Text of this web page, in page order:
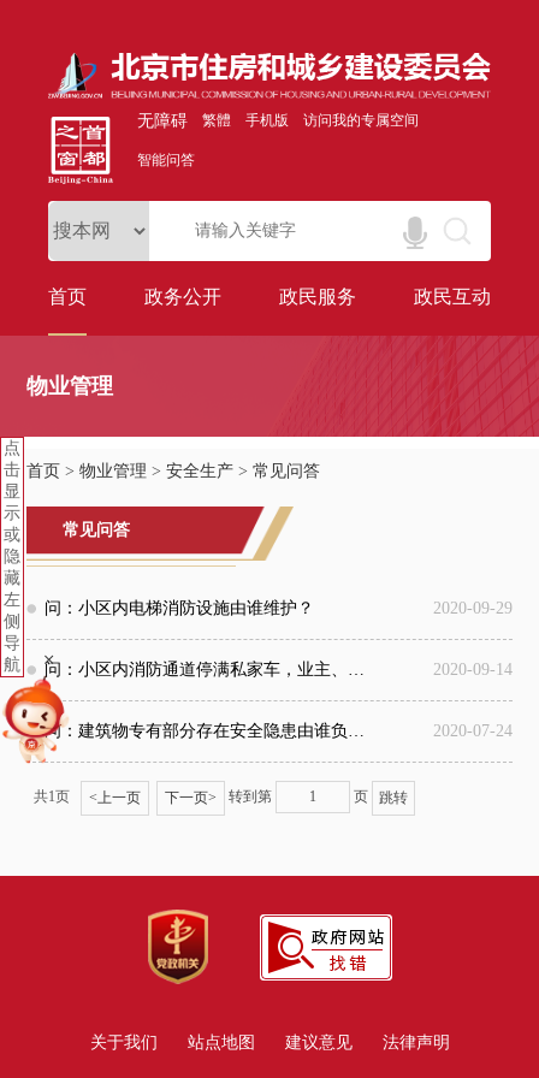
无障碍 繁體 手机版 访问我的专属空间
智能问答
首页 政务公开 政民服务 政民互动
物业管理
点
击
显
示
或
隐
藏
左
侧
导
航
首页 >物业管理 >安全生产 >常见问答
常见问答
问：小区内电梯消防设施由谁维护？ 2020-09-29
问：小区内消防通道停满私家车，业主、物业、街道都能做些什么？ 2020-09-14
问：建筑物专有部分存在安全隐患由谁负责？ 2020-07-24
共1页 <上一页 下一页> 转到第 页
+
关于我们 站点地图 建议意见 法律声明